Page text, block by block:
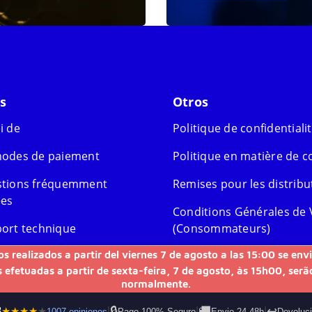
realizados a partir del viernes 7 de agosto a las 15:00 se
efetuadas a partir de sexta-feira, 7 de agosto, às 15h00,
normalmente.
de
de paiement
fréquemment
technique
et retours
Otros
Politique de
Politique en matière de
Remises pour les
Conditions Générales de
(Consommateurs)